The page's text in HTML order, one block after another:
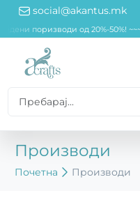
social@akantus.mk
поризводи од 20%-50%! ~~~
Производи
Почетна Производи